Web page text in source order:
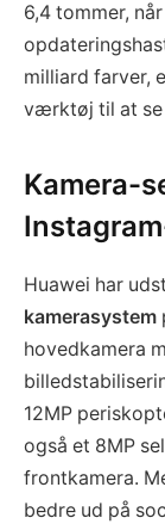
6,4 tommer,
milliard farver,
værktøj til at se
Kamera-
Huawei har
kamerasystem
hovedkamera
12MP
også et 8MP
frontkamera.
bedre ud på